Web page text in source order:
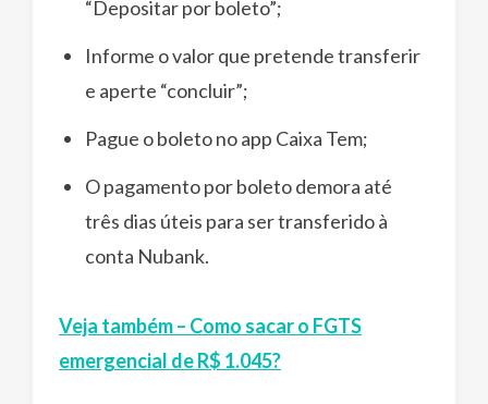
“Depositar por boleto”;
Informe o valor que pretende transferir
e aperte “concluir”;
Pague o boleto no app Caixa Tem;
O pagamento por boleto demora até
três dias úteis para ser transferido à
conta Nubank.
Veja também – Como sacar o FGTS
emergencial de R$ 1.045?